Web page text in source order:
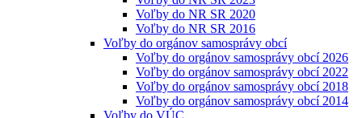
Voľby do NR SR 2020
Voľby do NR SR 2016
Voľby do orgánov samosprávy obcí
Voľby do orgánov samosprávy obcí 2026
Voľby do orgánov samosprávy obcí 2022
Voľby do orgánov samosprávy obcí 2018
Voľby do orgánov samosprávy obcí 2014
Voľby do VÚC